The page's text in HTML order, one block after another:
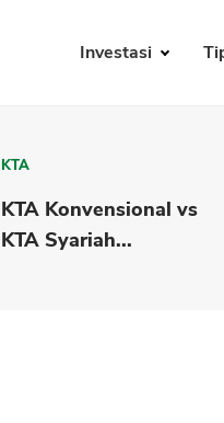
Investasi
KTA
KTA Konvensional vs
KTA Syariah...